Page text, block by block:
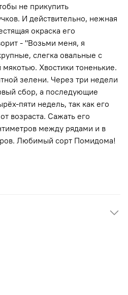
не прикупить
И действительно, нежная
окраска его
- "Возьми меня, я
слегка овальные с
Хвостики тоненькие.
зелени. Через три недели
сбор, а последующие
пяти недель, так как его
возраста. Сажать его
между рядами и в
Любимый сорт Помидома!